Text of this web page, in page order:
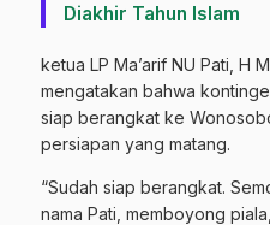
Diakhir Tahun Islam
ketua LP Ma’arif NU Pati, H
mengatakan bahwa
siap berangkat ke
persiapan yang matang.
“Sudah siap berangkat.
nama Pati, memboyong